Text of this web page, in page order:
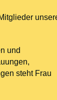
und
steht Frau